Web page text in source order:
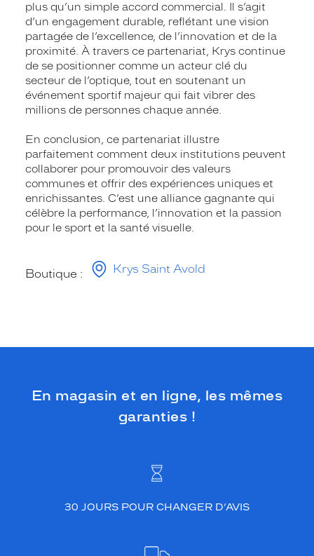
plus qu’un simple accord commercial. Il s’agit
d’un engagement durable, reflétant une vision
partagée de l’excellence, de l’innovation et de la
proximité. À travers ce partenariat, Krys continue
de se positionner comme un acteur clé du
secteur de l’optique, tout en soutenant un
événement sportif majeur qui fait vibrer des
millions de personnes chaque année.
En conclusion, ce partenariat illustre
parfaitement comment deux institutions peuvent
collaborer pour promouvoir des valeurs
communes et offrir des expériences uniques et
enrichissantes. C’est une alliance gagnante qui
célèbre la performance, l’innovation et la passion
pour le sport et la santé visuelle.
Boutique : Krys Saint Avold
En magasin et en ligne, les mêmes
garanties !
30 JOURS POUR CHANGER D’AVIS